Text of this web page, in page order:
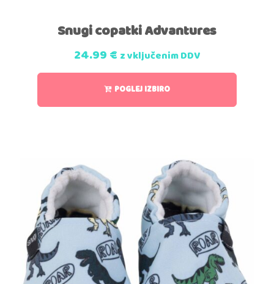
Snugi copatki Advantures
24.99€ z vključenim DDV
POGLEJ IZBIRO